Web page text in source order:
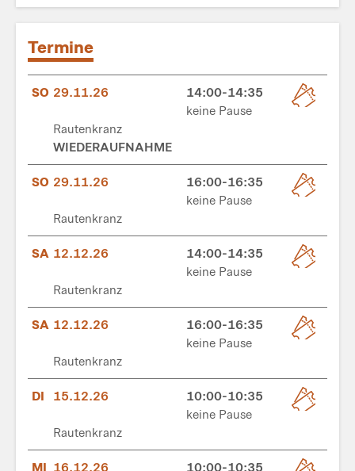
Termine
SO 29.11.26
14:00-14:35
keine Pause
Rautenkranz
WIEDERAUFNAHME
SO 29.11.26
16:00-16:35
keine Pause
Rautenkranz
SA 12.12.26
14:00-14:35
keine Pause
Rautenkranz
SA 12.12.26
16:00-16:35
keine Pause
Rautenkranz
DI 15.12.26
10:00-10:35
keine Pause
Rautenkranz